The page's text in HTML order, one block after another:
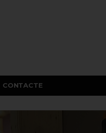
CONTACTE